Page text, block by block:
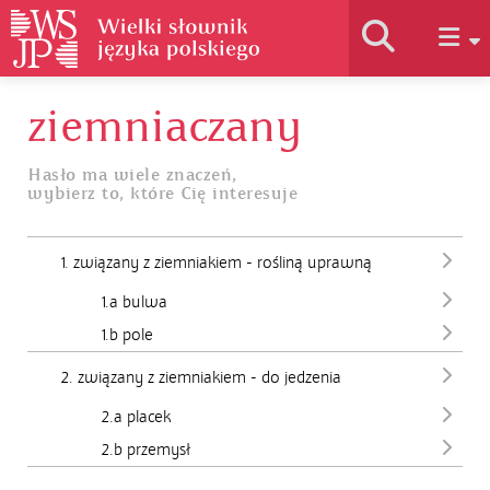
Historia słownika
Jak korzystać
Podstawy naukowe
Autorzy
ziemniaczany
Hasło ma wiele znaczeń,
wybierz to, które Cię interesuje
1. związany z ziemniakiem - rośliną uprawną
1.a bulwa
1.b pole
2. związany z ziemniakiem - do jedzenia
2.a placek
2.b przemysł